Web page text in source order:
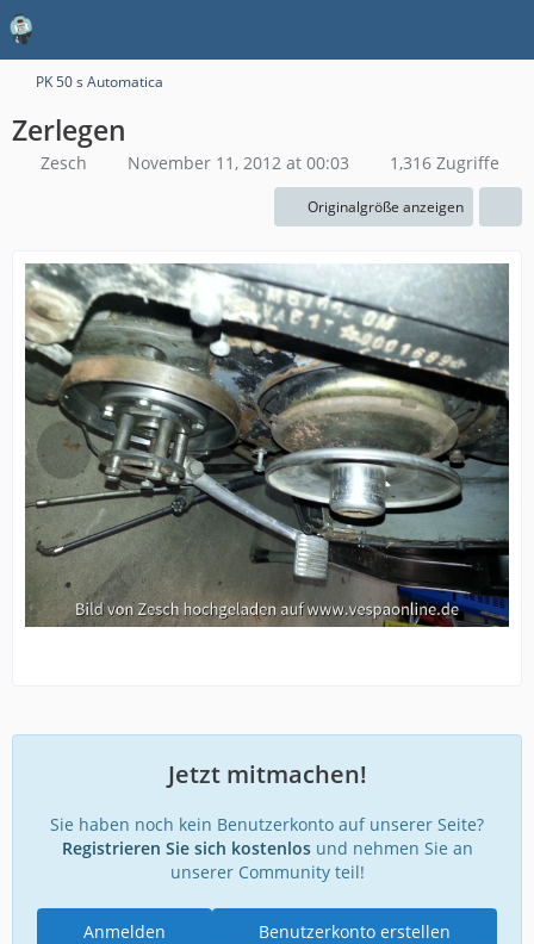
PK 50 s Automatica
Zerlegen
Zesch November 11, 2012 at 00:03 1,316 Zugriffe
Originalgröße anzeigen
Jetzt mitmachen!
Sie haben noch kein Benutzerkonto auf unserer Seite?
Registrieren Sie sich kostenlosund nehmen Sie an
unserer Community teil!
Benutzerkonto erstellen
Anmelden